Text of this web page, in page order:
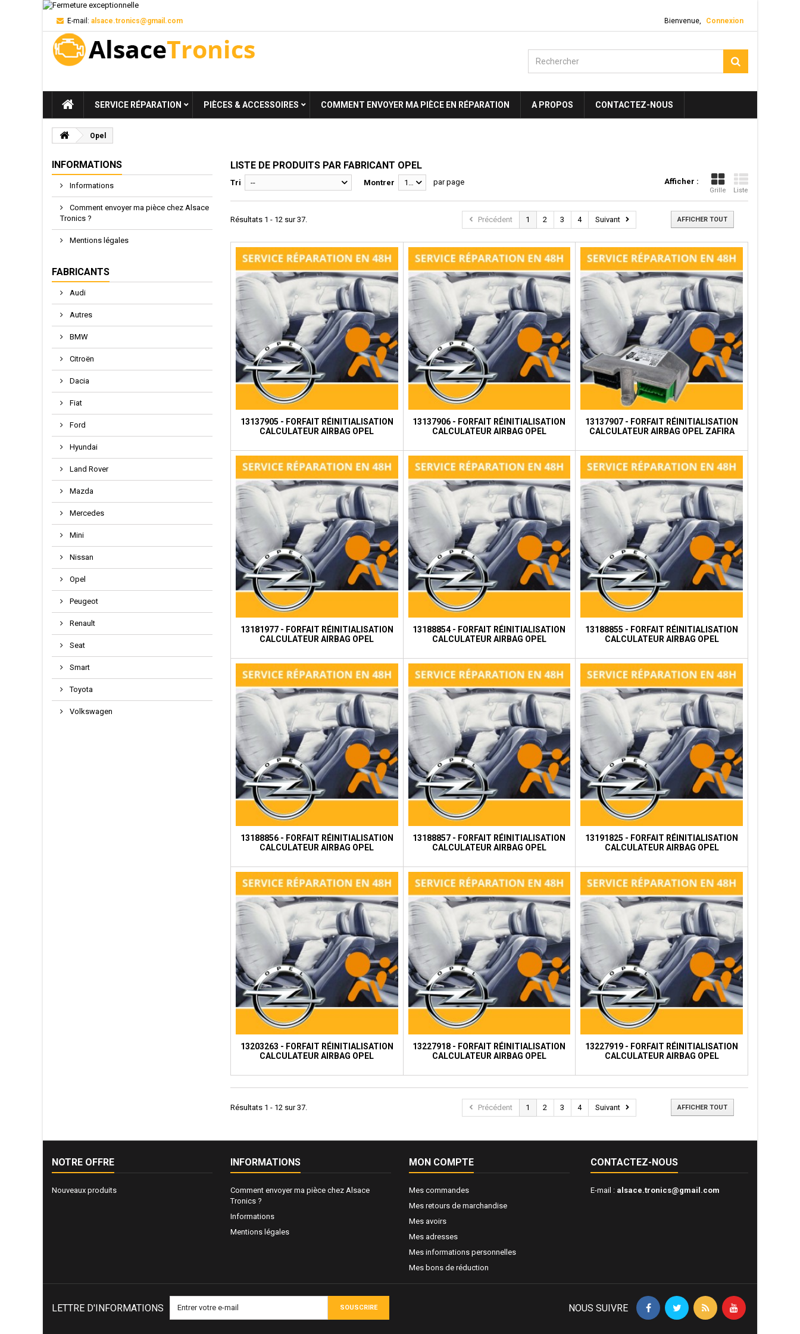
Bienvenue, Connexion
E-mail: alsace.tronics@gmail.com
SERVICE RÉPARATION PIÈCES & ACCESSOIRES COMMENT ENVOYER MA PIÈCE EN RÉPARATION A PROPOS CONTACTEZ-NOUS
Opel
INFORMATIONS
Informations
Comment envoyer ma pièce chez Alsace
Tronics ?
Mentions légales
FABRICANTS
Audi
Autres
BMW
Citroën
Dacia
Fiat
Ford
Hyundai
Land Rover
Mazda
Mercedes
Mini
Nissan
Opel
Peugeot
Renault
Seat
Smart
Toyota
Volkswagen
LISTE DE PRODUITS PAR FABRICANT OPEL
Afficher :
Grille Liste
Tri -- Montrer 12 par page
Précédent 1 2 3 4 Suivant AFFICHER TOUT
Résultats 1 - 12 sur 37.
13137905 - FORFAIT RÉINITIALISATION
CALCULATEUR AIRBAG OPEL
13137906 - FORFAIT RÉINITIALISATION
CALCULATEUR AIRBAG OPEL
13137907 - FORFAIT RÉINITIALISATION
CALCULATEUR AIRBAG OPEL ZAFIRA
13181977 - FORFAIT RÉINITIALISATION
CALCULATEUR AIRBAG OPEL
13188854 - FORFAIT RÉINITIALISATION
CALCULATEUR AIRBAG OPEL
13188855 - FORFAIT RÉINITIALISATION
CALCULATEUR AIRBAG OPEL
13188856 - FORFAIT RÉINITIALISATION
CALCULATEUR AIRBAG OPEL
13188857 - FORFAIT RÉINITIALISATION
CALCULATEUR AIRBAG OPEL
13191825 - FORFAIT RÉINITIALISATION
CALCULATEUR AIRBAG OPEL
13203263 - FORFAIT RÉINITIALISATION
CALCULATEUR AIRBAG OPEL
13227918 - FORFAIT RÉINITIALISATION
CALCULATEUR AIRBAG OPEL
13227919 - FORFAIT RÉINITIALISATION
CALCULATEUR AIRBAG OPEL
Précédent 1 2 3 4 Suivant AFFICHER TOUT
Résultats 1 - 12 sur 37.
NOTRE OFFRE
Nouveaux produits
INFORMATIONS
Comment envoyer ma pièce chez Alsace
Tronics ?
Informations
Mentions légales
MON COMPTE
Mes commandes
Mes retours de marchandise
Mes avoirs
Mes adresses
Mes informations personnelles
Mes bons de réduction
CONTACTEZ-NOUS
E-mail : alsace.tronics@gmail.com
LETTRE D'INFORMATIONS SOUSCRIRE NOUS SUIVRE